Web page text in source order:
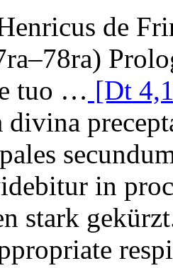
de
tuo … [Dt
divina
in
stark